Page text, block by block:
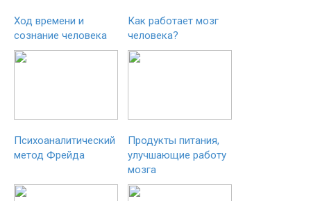
Ход времени и
сознание человека
Как работает мозг
человека?
Психоаналитический
метод Фрейда
Продукты питания,
улучшающие работу
мозга